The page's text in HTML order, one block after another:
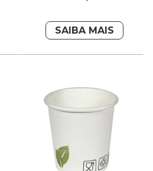
SAIBA MAIS